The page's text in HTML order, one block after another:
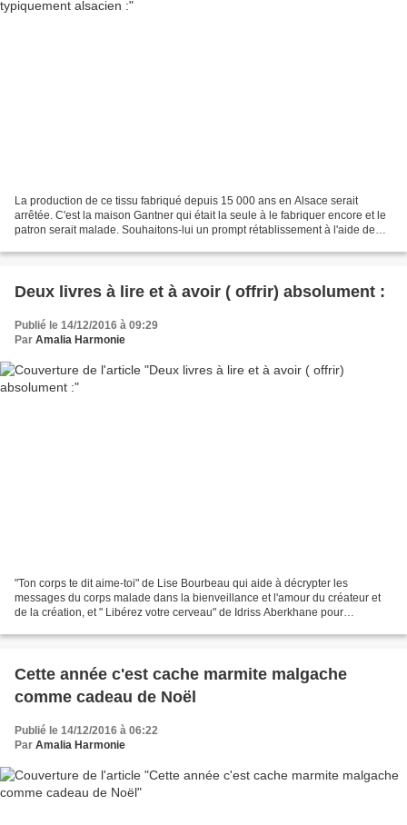
La production de ce tissu fabriqué depuis 15 000 ans en Alsace serait
arrêtée. C'est la maison Gantner qui était la seule à le fabriquer encore et le
patron serait malade. Souhaitons-lui un prompt rétablissement à l'aide de
Deux livres à lire et à avoir ( offrir) absolument :
Publié le 14/12/2016 à 09:29
Par Amalia Harmonie
"Ton corps te dit aime-toi" de Lise Bourbeau qui aide à décrypter les
messages du corps malade dans la bienveillance et l'amour du créateur et
de la création, et " Libérez votre cerveau" de Idriss Aberkhane pour
Cette année c'est cache marmite malgache
comme cadeau de Noël
Publié le 14/12/2016 à 06:22
Par Amalia Harmonie